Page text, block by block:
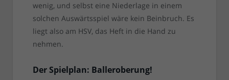
wenig, und selbst eine Niederlage in einem
solchen Auswärtsspiel wäre kein Beinbruch. Es
liegt also am HSV, das Heft in die Hand zu
nehmen.
Der Spielplan: Balleroberung!